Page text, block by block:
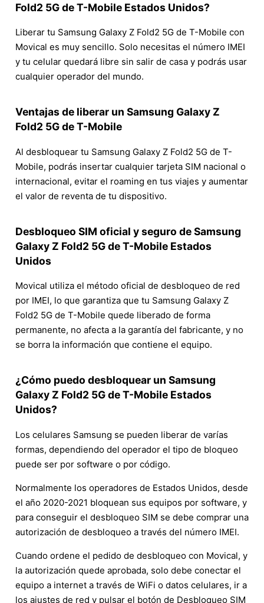
Fold2 5G de T-Mobile Estados Unidos?
Liberar tu Samsung Galaxy Z Fold2 5G de T-Mobile con
Movical es muy sencillo. Solo necesitas el número IMEI
y tu celular quedará libre sin salir de casa y podrás usar
cualquier operador del mundo.
Ventajas de liberar un Samsung Galaxy Z
Fold2 5G de T-Mobile
Al desbloquear tu Samsung Galaxy Z Fold2 5G de T-
Mobile, podrás insertar cualquier tarjeta SIM nacional o
internacional, evitar el roaming en tus viajes y aumentar
el valor de reventa de tu dispositivo.
Desbloqueo SIM oficial y seguro de Samsung
Galaxy Z Fold2 5G de T-Mobile Estados
Unidos
Movical utiliza el método oficial de desbloqueo de red
por IMEI, lo que garantiza que tu Samsung Galaxy Z
Fold2 5G de T-Mobile quede liberado de forma
permanente, no afecta a la garantía del fabricante, y no
se borra la información que contiene el equipo.
¿Cómo puedo desbloquear un Samsung
Galaxy Z Fold2 5G de T-Mobile Estados
Unidos?
Los celulares Samsung se pueden liberar de varías
formas, dependiendo del operador el tipo de bloqueo
puede ser por software o por código.
Normalmente los operadores de Estados Unidos, desde
el año 2020-2021 bloquean sus equipos por software, y
para conseguir el desbloqueo SIM se debe comprar una
autorización de desbloqueo a través del número IMEI.
Cuando ordene el pedido de desbloqueo con Movical, y
la autorización quede aprobada, solo debe conectar el
equipo a internet a través de WiFi o datos celulares, ir a
los ajustes de red y pulsar el botón de Desbloqueo SIM